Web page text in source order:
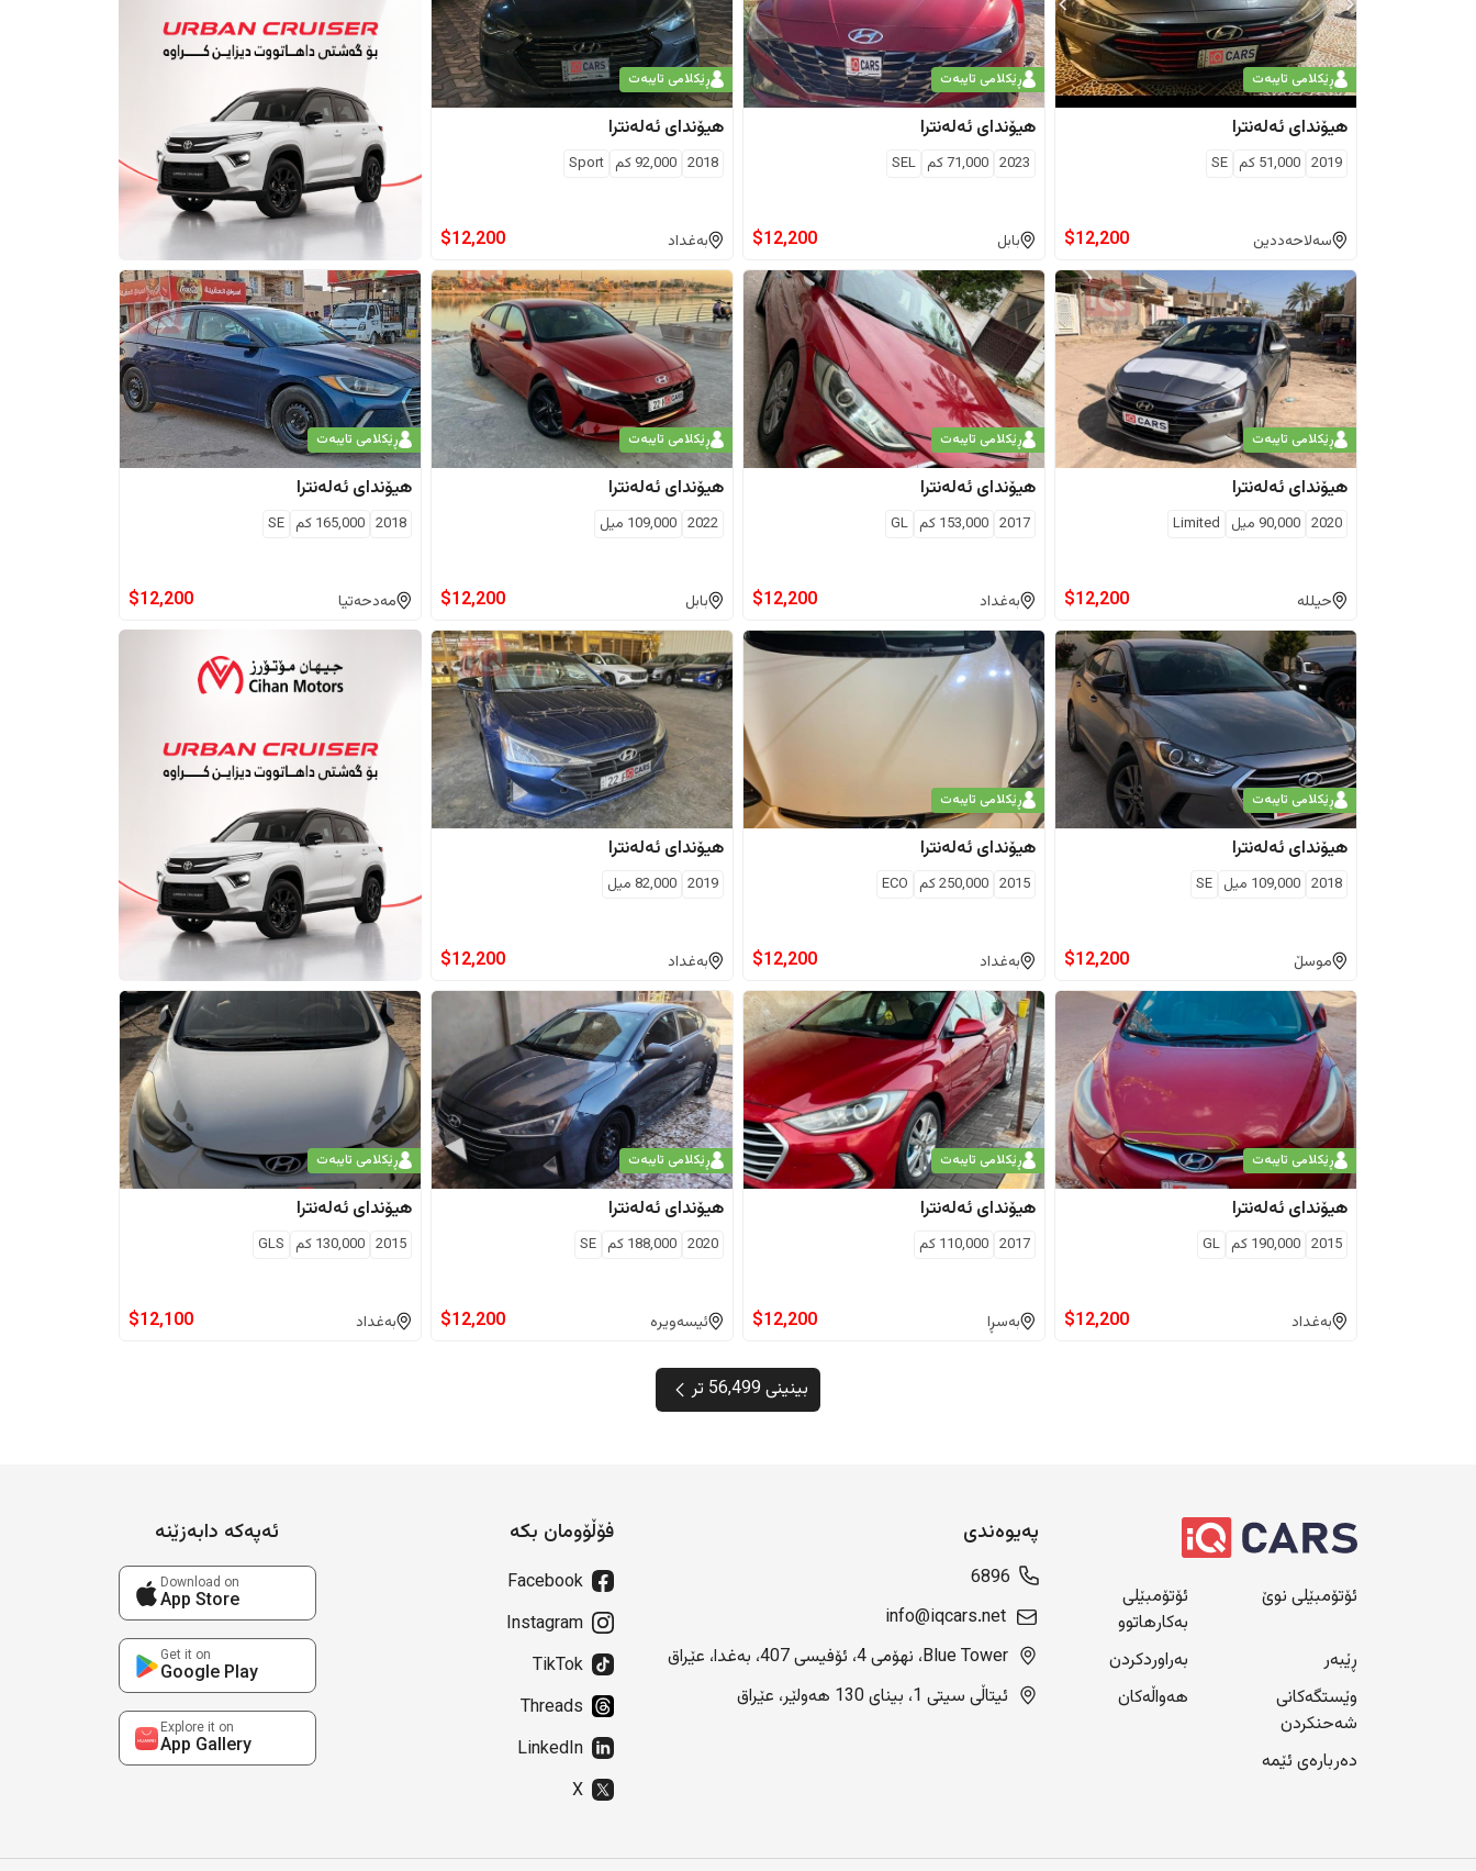
ڕێکلامی تایبەت
هیۆندای ئەلەنترا
2019
51,000 كم SE
سەلاحەددین $12,200
ڕێکلامی تایبەت
هیۆندای ئەلەنترا
2023
71,000كم SEL
بابل $12,200
ڕێکلامی تایبەت
هیۆندای ئەلەنترا
2018
92,000 كم Sport
بەغداد $12,200
ڕێکلامی تایبەت
هیۆندای ئەلەنترا
2020
90,000 ميل Limited
حیللە $12,200
ڕێکلامی تایبەت
هیۆندای ئەلەنترا
2017
153,000 كم GL
بەغداد $12,200
ڕێکلامی تایبەت
هیۆندای ئەلەنترا
2022
109,000 ميل
بابل $12,200
ڕێکلامی تایبەت
هیۆندای ئەلەنترا
2018
165,000 كم SE
مەدحەتیا $12,200
ڕێکلامی تایبەت
هیۆندای ئەلەنترا
2018
109,000 ميل SE
موسڵ $12,200
ڕێکلامی تایبەت
هیۆندای ئەلەنترا
2015
250,000كم ECO
بەغداد $12,200
هیۆندای ئەلەنترا
2019
82,000 ميل
بەغداد $12,200
ڕێکلامی تایبەت
هیۆندای ئەلەنترا
2015
190,000 كم GL
بەغداد $12,200
ڕێکلامی تایبەت
هیۆندای ئەلەنترا
2017
110,000 كم
بەسڕا $12,200
ڕێکلامی تایبەت
هیۆندای ئەلەنترا
2020
188,000 كم SE
ئیسەویرە $12,200
ڕێکلامی تایبەت
هیۆندای ئەلەنترا
2015
130,000 كم GLS
بەغداد $12,100
بینینی 56,499 تر
ئۆتۆمبێلی نوێ
ئۆتۆمبێلی
بەکارهاتوو
ڕێبەر
بەراوردکردن
وێستگەکانی
شەحنکردن
هەواڵەکان
دەربارەی ئێمە
پەیوەندی
6896
info@iqcars.net
Blue Tower، نهۆمی 4، ئۆفیسی 407، بەغدا، عێراق
ئیتاڵی سیتی 1، بینای 130 هەولێر، عێراق
فۆڵۆومان بکە
Facebook
Instagram
TikTok
Threads
LinkedIn
X
ئەپەکە دابەزێنە
Download on
App Store
Get it on
Google Play
Explore it on
App Gallery